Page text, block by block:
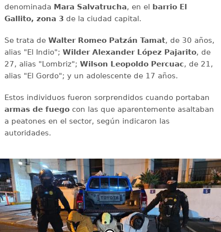
denominada Mara Salvatrucha, en el barrio El
Gallito, zona 3de la ciudad capital.
Se trata de Walter Romeo Patzán Tamat, de 30 años,
alias "El Indio"; Wilder Alexander López Pajarito, de
27, alias "Lombriz"; Wilson Leopoldo Percuac, de 21,
alias "El Gordo"; y un adolescente de 17 años.
Estos individuos fueron sorprendidos cuando portaban
armas de fuegocon las que aparentemente asaltaban
a peatones en el sector, según indicaron las
autoridades.